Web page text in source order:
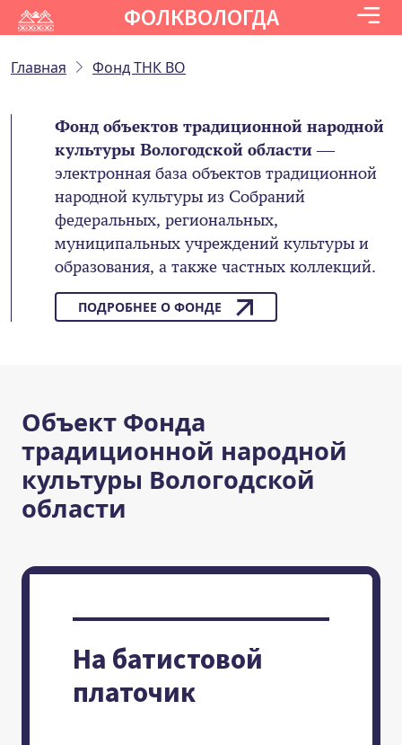
ФОЛКВОЛОГДА
Главная Фонд ТНК ВО
Фонд объектов традиционной народной
культуры Вологодской области—
электронная база объектов традиционной
народной культуры из Собраний
федеральных, региональных,
муниципальных учреждений культуры и
образования, а также частных коллекций.
ПОДРОБНЕЕ О ФОНДЕ
Объект Фонда
традиционной народной
культуры Вологодской
области
На батистовой
платочик